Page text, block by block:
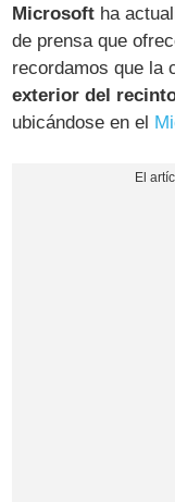
Microsoft ha
de prensa que
recordamos que la
exterior del
ubicándose en el